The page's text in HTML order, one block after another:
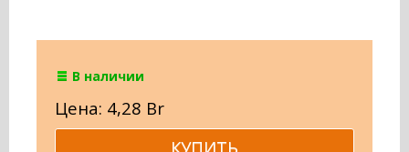
В наличии
Цена: 4,28 Br